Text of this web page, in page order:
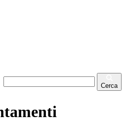
Cerca